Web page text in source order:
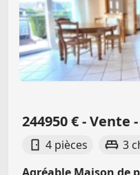
244950 € - Vente
4 pièces 3